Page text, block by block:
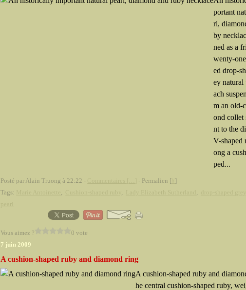
portant
rl,
by
ned as a
wenty-
ed drop-
ey natural
ach
m an old-
ond collet
nt to the
V-shaped
ong a
ped...
Posté par Alain Truong à 22:22 - - Permalien [ ]
Tags:
, , ,
Vous aimez ?
0 vote
7 juin 2009
A cushion-shaped ruby and diamond ring
A cushion-shaped ruby and
he central cushion-shaped ruby,